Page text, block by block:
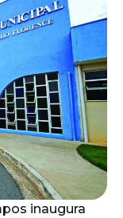
inaugura